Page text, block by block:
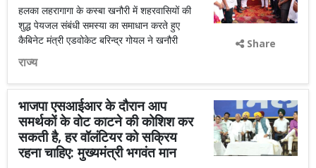
हलका लहरागागा के कस्बा खनौरी में शहरवासियों की
शुद्ध पेयजल संबंधी समस्या का समाधान करते हुए
कैबिनेट मंत्री एडवोकेट बरिन्द्र गोयल ने खनौरी
राज्य
Share
भाजपा एसआईआर के दौरान आप
समर्थकों के वोट काटने की कोशिश कर
सकती है, हर वॉलंटियर को सक्रिय
रहना चाहिए: मुख्यमंत्री भगवंत मान